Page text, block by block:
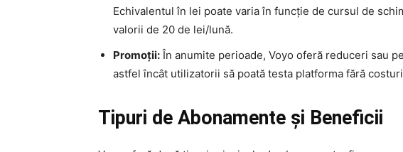
Echivalentul în lei poate varia în funcție de cursul de
valorii de 20 de lei/lună.
Promoții: În anumite perioade, Voyo oferă reduceri sau
astfel încât utilizatorii să poată testa platforma fără
Tipuri de Abonamente și Beneficii